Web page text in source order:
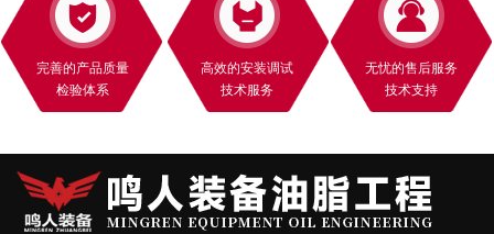
完善的产品质量
检验体系
高效的安装调试
技术服务
无忧的售后服务
技术支持